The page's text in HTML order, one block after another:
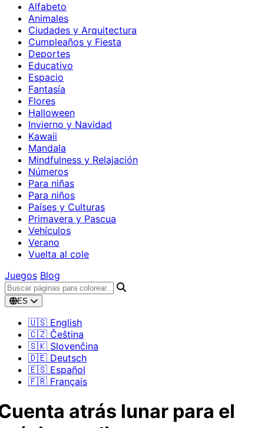
Alfabeto
Animales
Ciudades y Arquitectura
Cumpleaños y Fiesta
Deportes
Educativo
Espacio
Fantasía
Flores
Halloween
Invierno y Navidad
Kawaii
Mandala
Mindfulness y Relajación
Números
Para niñas
Para niños
Países y Culturas
Primavera y Pascua
Vehículos
Verano
Vuelta al cole
Juegos Blog
ES
🇺🇸 English
🇨🇿 Čeština
🇸🇰 Slovenčina
🇩🇪 Deutsch
🇪🇸 Español
🇫🇷 Français
atrás lunar para el